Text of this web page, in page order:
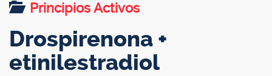
Principios Activos
Drospirenona +
etinilestradiol